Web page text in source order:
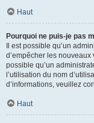
Haut
Pourquoi ne puis-je pas
Il est possible qu’un
d’empêcher les
possible qu’un
l’utilisation du nom
d’informations, veuillez
Haut